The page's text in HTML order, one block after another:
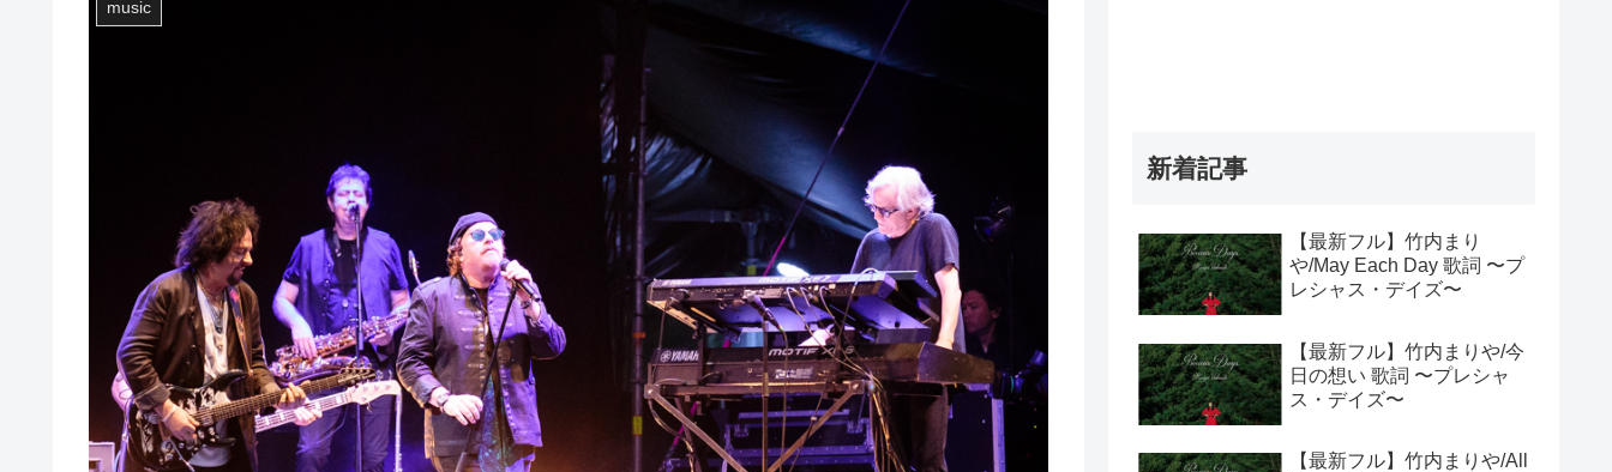
music
新着記事
【最新フル】竹内まり
や/May Each Day 歌詞 〜プ
レシャス・デイズ〜
【最新フル】竹内まりや/今
日の想い 歌詞 〜プレシャ
ス・デイズ〜
【最新フル】竹内まりや/All